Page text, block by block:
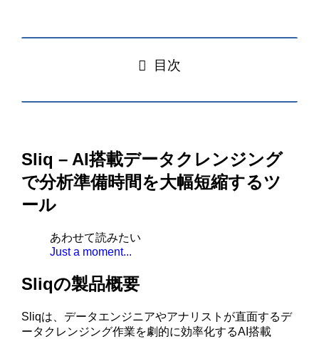
目次
Sliq – AI搭載データクレンジング
で分析準備時間を大幅短縮するツ
ール
あわせて読みたい
Just a moment...
Sliqの製品概要
Sliqは、データエンジニアやアナリストが直面するデ
ータクレンジング作業を劇的に効率化するAI搭載